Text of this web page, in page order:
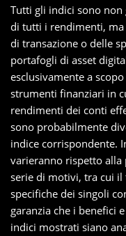
Tutti gli indici sono
di tutti i rendimenti,
di transazione o delle
portafogli di asset
esclusivamente a
strumenti finanziari in
rendimenti dei conti
sono probabilmente
indice corrispondente.
varieranno rispetto
serie di motivi, tra cui
specifiche dei singoli
garanzia che i benefici
indici mostrati siano